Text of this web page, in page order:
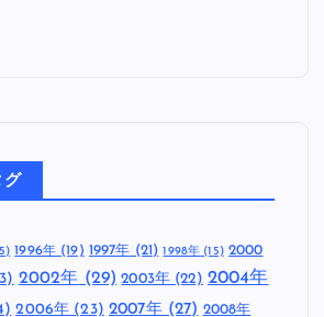
グ
1996年(19) 1997年 (21) 1998年 (15) 2000
2002年 (29) 2003年 (22) 2004年
2006年 (23) 2007年(27) 2008年